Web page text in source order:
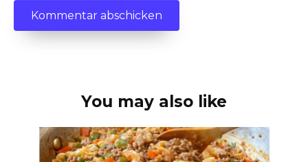
You may also like